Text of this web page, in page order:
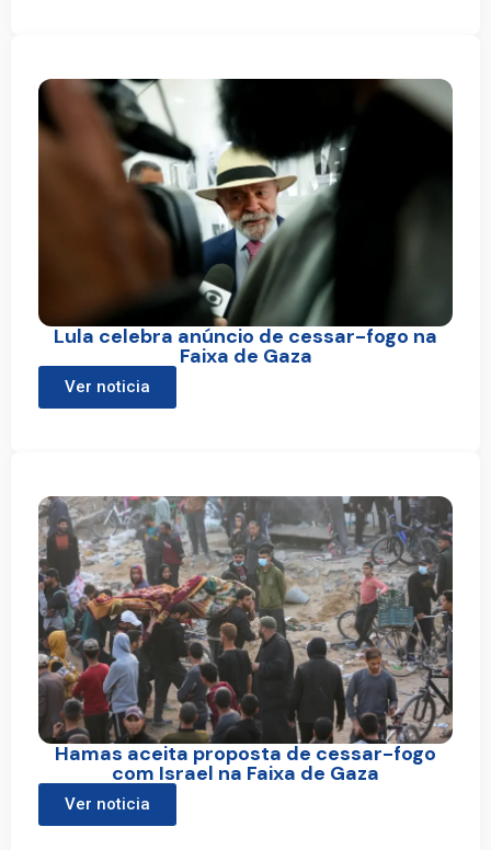
Lula celebra anúncio de cessar-fogo na
Faixa de Gaza
Ver noticia
Hamas aceita proposta de cessar-fogo
com Israel na Faixa de Gaza
Ver noticia